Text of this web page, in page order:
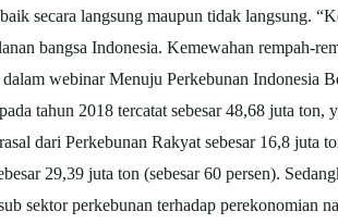
secara langsung maupun tidak langsung.
bangsa Indonesia. Kemewahan rempah-
webinar Menuju Perkebunan
tahun 2018 tercatat sebesar 48,68 juta
dari Perkebunan Rakyat sebesar 16,8 juta
29,39 juta ton (sebesar 60 persen).
sektor perkebunan terhadap perekonomian